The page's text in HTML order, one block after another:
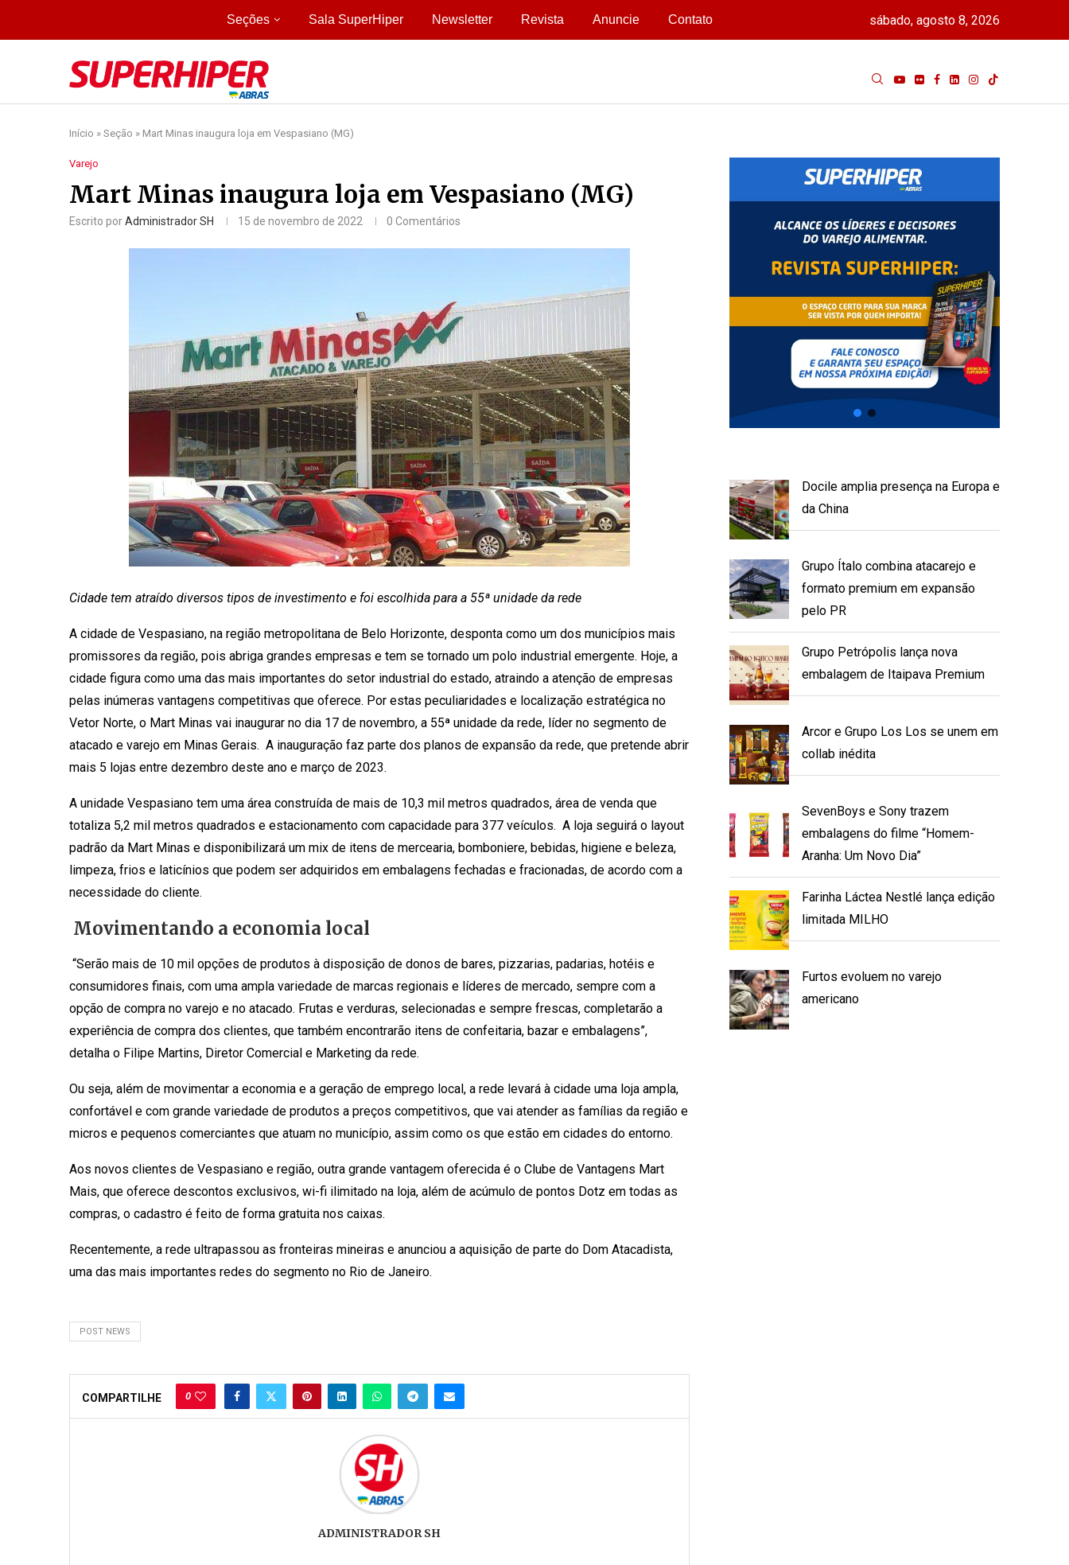
Seções Sala SuperHiper Newsletter Revista Anuncie Contato sábado, agosto 8, 2026
Início » Seção » Mart Minas inaugura loja em Vespasiano (MG)
Varejo
Mart Minas inaugura loja em Vespasiano (MG)
Escrito porAdministrador SH 15 de novembro de 2022 0 Comentários
Cidade tem atraído diversos tipos de investimento e foi escolhida para a 55ª unidade da rede
A cidade de Vespasiano, na região metropolitana de Belo Horizonte, desponta como um dos municípios mais
promissores da região, pois abriga grandes empresas e tem se tornado um polo industrial emergente. Hoje, a
cidade figura como uma das mais importantes do setor industrial do estado, atraindo a atenção de empresas
pelas inúmeras vantagens competitivas que oferece. Por estas peculiaridades e localização estratégica no
Vetor Norte, o Mart Minas vai inaugurar no dia 17 de novembro, a 55ª unidade da rede, líder no segmento de
atacado e varejo em Minas Gerais. A inauguração faz parte dos planos de expansão da rede, que pretende abrir
mais 5 lojas entre dezembro deste ano e março de 2023.
A unidade Vespasiano tem uma área construída de mais de 10,3 mil metros quadrados, área de venda que
totaliza 5,2 mil metros quadrados e estacionamento com capacidade para 377 veículos. A loja seguirá o layout
padrão da Mart Minas e disponibilizará um mix de itens de mercearia, bomboniere, bebidas, higiene e beleza,
limpeza, frios e laticínios que podem ser adquiridos em embalagens fechadas e fracionadas, de acordo com a
necessidade do cliente.
Movimentando a economia local
“Serão mais de 10 mil opções de produtos à disposição de donos de bares, pizzarias, padarias, hotéis e
consumidores finais, com uma ampla variedade de marcas regionais e líderes de mercado, sempre com a
opção de compra no varejo e no atacado. Frutas e verduras, selecionadas e sempre frescas, completarão a
experiência de compra dos clientes, que também encontrarão itens de confeitaria, bazar e embalagens”,
detalha o Filipe Martins, Diretor Comercial e Marketing da rede.
Ou seja, além de movimentar a economia e a geração de emprego local, a rede levará à cidade uma loja ampla,
confortável e com grande variedade de produtos a preços competitivos, que vai atender as famílias da região e
micros e pequenos comerciantes que atuam no município, assim como os que estão em cidades do entorno.
Aos novos clientes de Vespasiano e região, outra grande vantagem oferecida é o Clube de Vantagens Mart
Mais, que oferece descontos exclusivos, wi-fi ilimitado na loja, além de acúmulo de pontos Dotz em todas as
compras, o cadastro é feito de forma gratuita nos caixas.
Recentemente, a rede ultrapassou as fronteiras mineiras e anunciou a aquisição de parte do Dom Atacadista,
uma das mais importantes redes do segmento no Rio de Janeiro.
POST NEWS
COMPARTILHE 0
ADMINISTRADOR SH
Docile amplia presença na Europa e
da China
Grupo Ítalo combina atacarejo e
formato premium em expansão
pelo PR
Grupo Petrópolis lança nova
embalagem de Itaipava Premium
Arcor e Grupo Los Los se unem em
collab inédita
SevenBoys e Sony trazem
embalagens do filme “Homem-
Aranha: Um Novo Dia”
Farinha Láctea Nestlé lança edição
limitada MILHO
Furtos evoluem no varejo
americano